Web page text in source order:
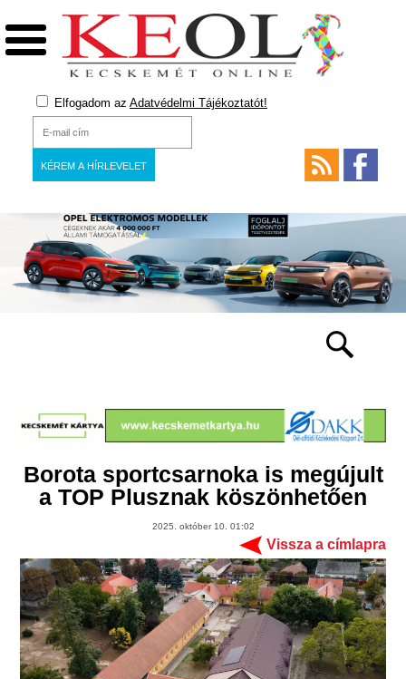
Elfogadom az Adatvédelmi Tájékoztatót!
Borota sportcsarnoka is megújult
a TOP Plusznak köszönhetően
2025. október 10. 01:02
Vissza a címlapra